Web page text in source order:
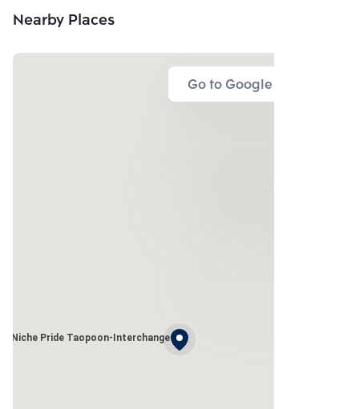
Nearby Places
Go to Google Map
Niche Pride Taopoon-Interchange